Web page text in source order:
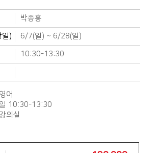
박종홍
일) 6/7(일) ~ 6/28(일)
10:30-13:30
어
10:30-13:30
의실